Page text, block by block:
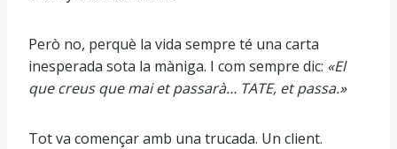
Però no, perquè la vida sempre té una carta
inesperada sota la màniga. I com sempre dic: «El
que creus que mai et passarà… TATE, et passa.»
Tot va començar amb una trucada. Un client.